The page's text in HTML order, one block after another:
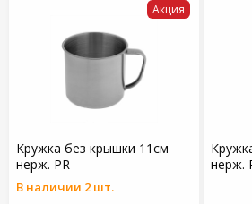
Акция
Кружка без крышки 11см
нерж. PR
В наличии 2 шт.
нерж.